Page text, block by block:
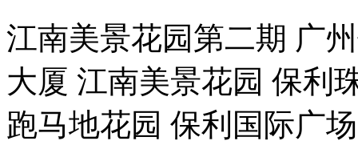
江南美景花园第二期 广
大厦 江南美景花园 保利
跑马地花园 保利国际广